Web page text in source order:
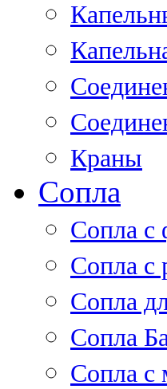
Краны
Сопла
Cопла с
Сопла с
Сопла
Сопла
Сопла с